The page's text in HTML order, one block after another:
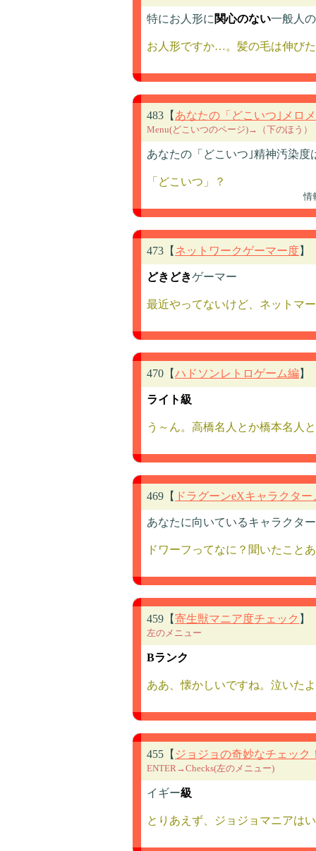
特にお人形に 関心のない一般人
お人形ですか…。髪の毛は伸び
483【 あなたの「どこいつ｣メロ
Menu(どこいつのページ)→（下のほう）
あなたの「どこいつ｣精神汚染度
「どこいつ」？
情
473【 ネットワークゲーマー度】
どきどきゲーマー
最近やってないけど、ネットマ
470【ハドソンレトロゲーム編 】
ライト級
う～ん。高橋名人とか橋本名人
469【 ドラグーンeXキャラクタ
あなたに向いているキャラクタ
ドワーフってなに？聞いたこと
459【寄生獣マニア度チェック 】
左のメニュー
Bランク
ああ、懐かしいですね。泣いた
455【 ジョジョの奇妙なチェック
ENTER→Checks(左のメニュー)
イギー級
とりあえず、ジョジョマニアは